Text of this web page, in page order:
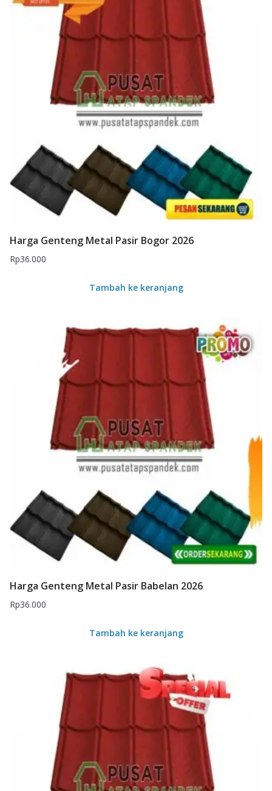
Harga Genteng Metal Pasir Bogor 2026
Rp36.000
Tambah ke keranjang
Harga Genteng Metal Pasir Babelan 2026
Rp36.000
Tambah ke keranjang